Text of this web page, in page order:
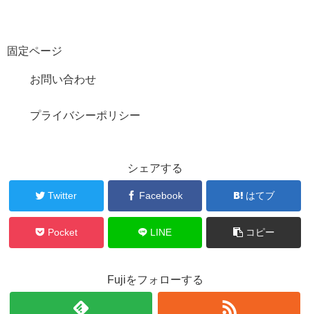
固定ページ
お問い合わせ
プライバシーポリシー
シェアする
Twitter Facebook はてブ
Pocket LINE コピー
Fujiをフォローする